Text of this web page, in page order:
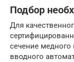
Подбор
Для
сечение
вводного